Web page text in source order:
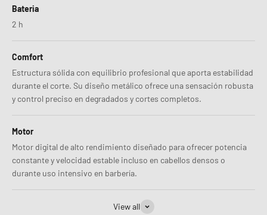
Bateria
2 h
Comfort
Estructura sólida con equilibrio profesional que aporta estabilidad
durante el corte. Su diseño metálico ofrece una sensación robusta
y control preciso en degradados y cortes completos.
Motor
Motor digital de alto rendimiento diseñado para ofrecer potencia
constante y velocidad estable incluso en cabellos densos o
durante uso intensivo en barbería.
View all